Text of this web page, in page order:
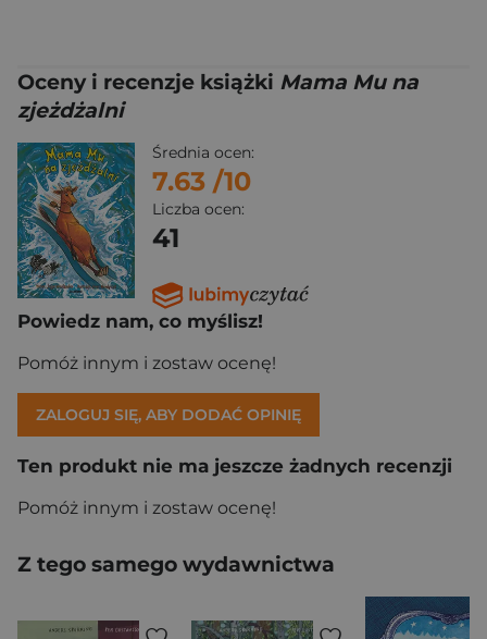
Oceny i recenzje książki Mama Mu na
zjeżdżalni
Średnia ocen:
7.63 /10
Liczba ocen:
41
Powiedz nam, co myślisz!
Pomóż innym i zostaw ocenę!
ZALOGUJ SIĘ, ABY DODAĆ OPINIĘ
Ten produkt nie ma jeszcze żadnych recenzji
Pomóż innym i zostaw ocenę!
Z tego samego wydawnictwa